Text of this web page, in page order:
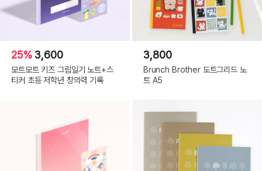
25% 3,600
모트모트 키즈 그림일기 노트+스
티커 초등 저학년 창의력 기록
3,800
Brunch Brother 도트그리드 노
트 A5